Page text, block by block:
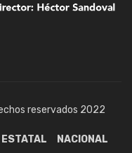
reservados 2022
ESTATAL
NACIONAL